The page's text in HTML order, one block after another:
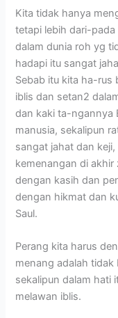
Kita tidak hanya
tetapi lebih dari-
dalam dunia roh yg
hadapi itu sangat
Sebab itu kita ha-rus
iblis dan setan2
dan kaki ta-ngannya
manusia, sekalipun
sangat jahat dan
kemenangan di akhir
dengan kasih dan
dengan hikmat dan
Saul.
Perang kita harus
menang adalah tidak
sekalipun dalam hati
melawan iblis.